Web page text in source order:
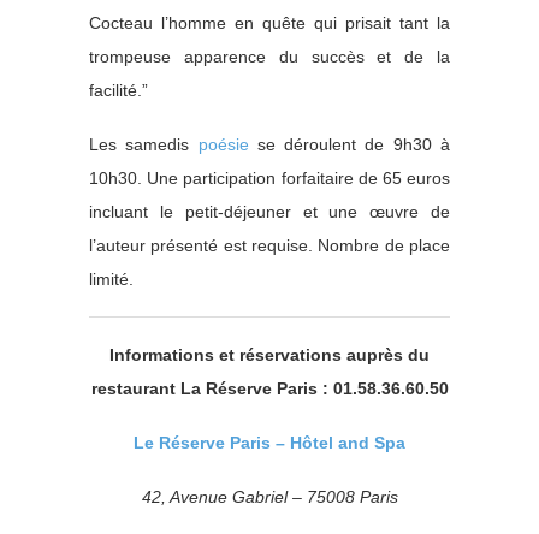
Cocteau l’homme en quête qui prisait tant la
trompeuse apparence du succès et de la
facilité.”
Les samedis poésie se déroulent de 9h30 à
10h30. Une participation forfaitaire de 65 euros
incluant le petit-déjeuner et une œuvre de
l’auteur présenté est requise. Nombre de place
limité.
Informations et réservations auprès du
restaurant La Réserve Paris : 01.58.36.60.50
Le Réserve Paris – Hôtel and Spa
42, Avenue Gabriel – 75008 Paris